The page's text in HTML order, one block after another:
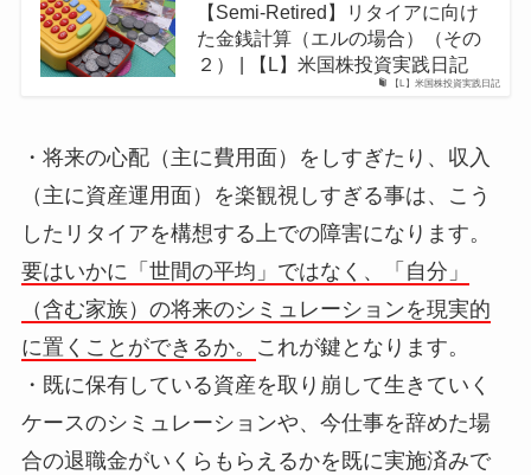
【L】米国株投資実践日記
【Semi-Retired】リタイアに向け
た金銭計算（エルの場合）（その
２） | 【L】米国株投資実践日記
・将来の心配（主に費用面）をしすぎたり、収入
（主に資産運用面）を楽観視しすぎる事は、こう
したリタイアを構想する上での障害になります。
要はいかに「世間の平均」ではなく、「自分」
（含む家族）の将来のシミュレーションを現実的
に置くことができるか。
これが鍵となります。
・既に保有している資産を取り崩して生きていく
ケースのシミュレーションや、今仕事を辞めた場
合の退職金がいくらもらえるかを既に実施済みで